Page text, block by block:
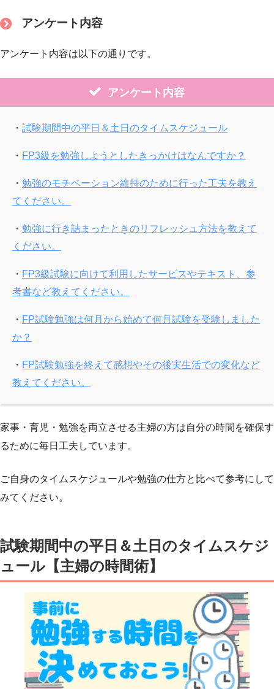
アンケート内容
アンケート内容は以下の通りです。
アンケート内容
・ 試験期間中の平日＆土日のタイムスケジュール
・ FP3級を勉強しようとしたきっかけはなんですか？
・ 勉強のモチベーション維持のために行った工夫を教え
てください。
・ 勉強に行き詰まったときのリフレッシュ方法を教えて
ください。
・ FP3級試験に向けて利用したサービスやテキスト、参
考書など教えてください。
・ FP試験勉強は何月から始めて何月試験を受験しました
か？
・ FP試験勉強を終えて感想やその後実生活での変化など
教えてください。
家事・育児・勉強を両立させる主婦の方は自分の時間を確保す
るために毎日工夫しています。
ご自身のタイムスケジュールや勉強の仕方と比べて参考にして
みてください。
試験期間中の平日＆土日のタイムスケジ
ュール【主婦の時間術】